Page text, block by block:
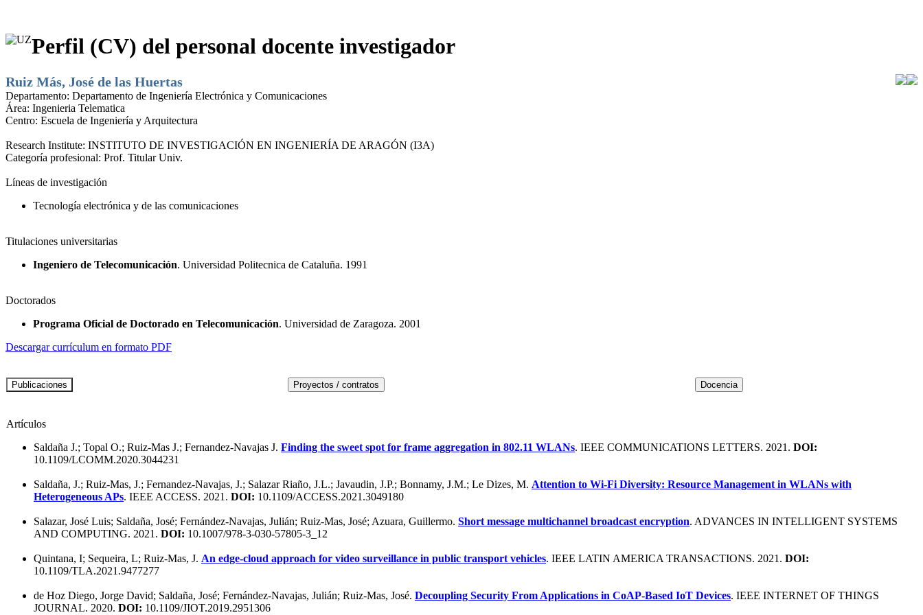
Perfil (CV) del personal docente investigador
Ruiz Más, José de las Huertas
Departamento: Departamento de Ingeniería Electrónica y Comunicaciones
Área: Ingenieria Telematica
Centro: Escuela de Ingeniería y Arquitectura
Research Institute: INSTITUTO DE INVESTIGACIÓN EN INGENIERÍA DE ARAGÓN (I3A)
Categoría profesional: Prof. Titular Univ.
Líneas de investigación
Tecnología electrónica y de las comunicaciones
Titulaciones universitarias
Ingeniero de Telecomunicación. Universidad Politecnica de Cataluña. 1991
Doctorados
Programa Oficial de Doctorado en Telecomunicación. Universidad de Zaragoza. 2001
Descargar currículum en formato PDF
Artículos
Saldaña J.; Topal O.; Ruiz-Mas J.; Fernandez-Navajas J. Finding the sweet spot for frame aggregation in 802.11 WLANs. IEEE COMMUNICATIONS LETTERS. 2021. DOI:
10.1109/LCOMM.2020.3044231
Saldaña, J.; Ruiz-Mas, J.; Fernandez-Navajas, J.; Salazar Riaño, J.L.; Javaudin, J.P.; Bonnamy, J.M.; Le Dizes, M. Attention to Wi-Fi Diversity: Resource Management in WLANs with
Heterogeneous APs. IEEE ACCESS. 2021. DOI: 10.1109/ACCESS.2021.3049180
Salazar, José Luis; Saldaña, José; Fernández-Navajas, Julián; Ruiz-Mas, José; Azuara, Guillermo. Short message multichannel broadcast encryption. ADVANCES IN INTELLIGENT SYSTEMS
AND COMPUTING. 2021. DOI: 10.1007/978-3-030-57805-3_12
Quintana, I; Sequeira, L; Ruiz-Mas, J. An edge-cloud approach for video surveillance in public transport vehicles. IEEE LATIN AMERICA TRANSACTIONS. 2021. DOI:
10.1109/TLA.2021.9477277
de Hoz Diego, Jorge David; Saldaña, José; Fernández-Navajas, Julián; Ruiz-Mas, José. Decoupling Security From Applications in CoAP-Based IoT Devices. IEEE INTERNET OF THINGS
JOURNAL. 2020. DOI: 10.1109/JIOT.2019.2951306